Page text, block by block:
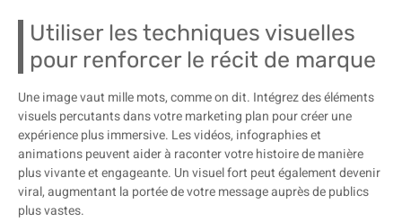
Utiliser les techniques visuelles
pour renforcer le récit de marque
Une image vaut mille mots, comme on dit. Intégrez des éléments
visuels percutants dans votre marketing plan pour créer une
expérience plus immersive. Les vidéos, infographies et
animations peuvent aider à raconter votre histoire de manière
plus vivante et engageante. Un visuel fort peut également devenir
viral, augmentant la portée de votre message auprès de publics
plus vastes.